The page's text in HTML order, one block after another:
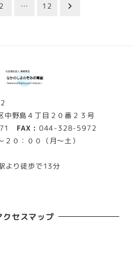
2 … 12
島４丁目２０番２３号
FAX : 044-328-5972
２０：００（月～土）
り徒歩で13分
クセスマップ